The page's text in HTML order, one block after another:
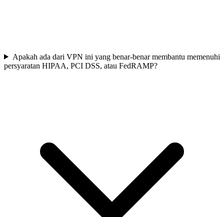
Apakah ada dari VPN ini yang benar-benar membantu memenuhi
persyaratan HIPAA, PCI DSS, atau FedRAMP?